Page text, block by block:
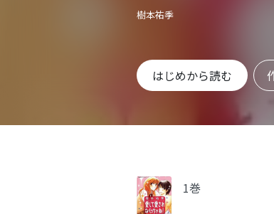
樹本祐季
はじめから読む
1巻